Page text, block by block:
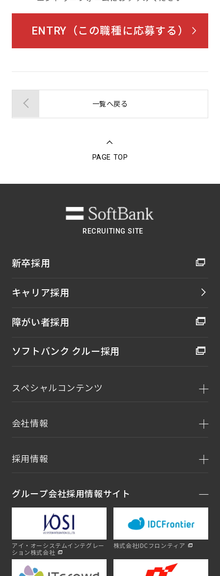
ENTRY（この職種に応募する）
一覧へ戻る
PAGE TOP
RECRUITING SITE
新卒採用
キャリア採用
障がい者採用
ソフトバンク クルー採用
スペシャルコンテンツ
会社情報
採用情報
グループ会社採用情報サイト
アイ・オーシステムインテグレー
ション株式会社
株式会社IDCフロンティア